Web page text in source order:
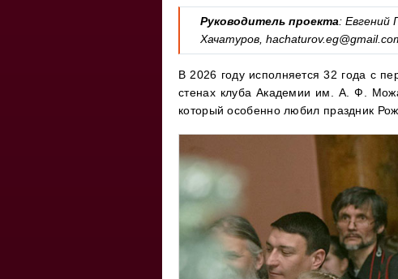
Руководитель проекта: Евгений
Хачатуров,
В 2026 году исполняется 32 года с
стенах клуба Академии им. А. Ф.
который особенно любил праздник